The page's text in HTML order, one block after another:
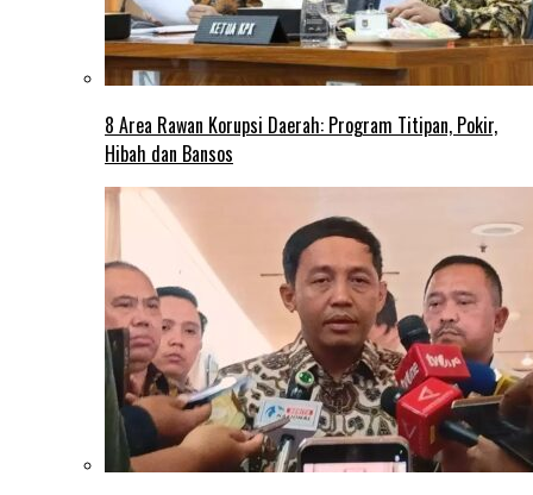
8 Area Rawan Korupsi Daerah: Program Titipan, Pokir,
Hibah dan Bansos